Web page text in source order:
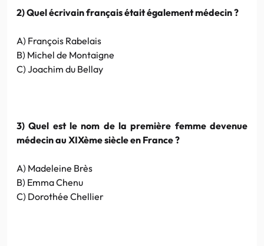
2) Quel écrivain français était également médecin ?
A) François Rabelais
B) Michel de Montaigne
C) Joachim du Bellay
3) Quel est le nom de la première femme devenue
médecin au XIXème siècle en France ?
A) Madeleine Brès
B) Emma Chenu
C) Dorothée Chellier